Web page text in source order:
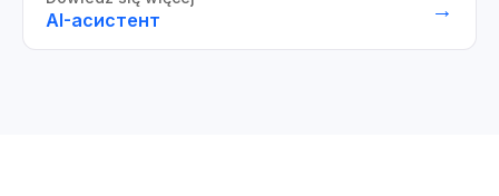
AI-асистент →